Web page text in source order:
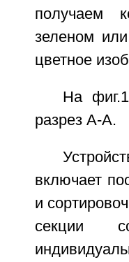
получаем
зеленом
цветное
На
разрез А-А.
включает
и
секции